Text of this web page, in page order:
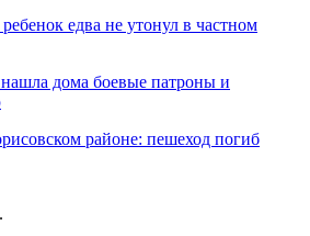
едва не утонул в частном
дома боевые патроны и
районе: пешеход погиб